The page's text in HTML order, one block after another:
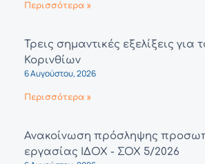
Περισσότερα »
Τρεις σημαντικές εξελίξεις για
Κορινθίων
6 Αυγούστου, 2026
Περισσότερα »
Ανακοίνωση πρόσληψης
εργασίας ΙΔΟΧ - ΣΟΧ 5/2026